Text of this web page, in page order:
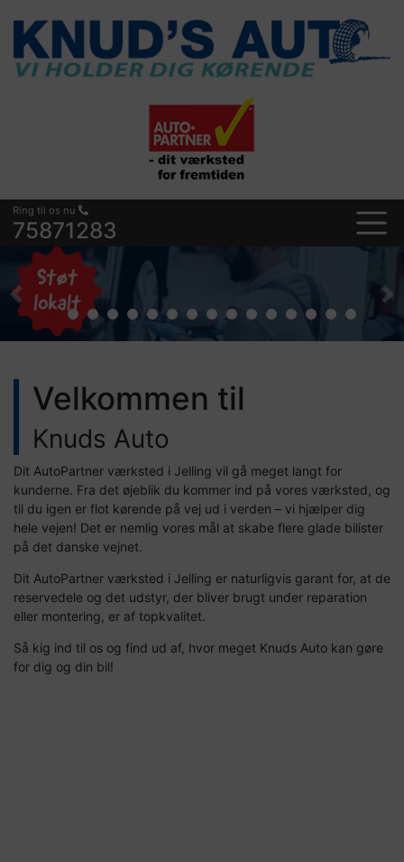
Ring til os nu
75871283
Previous
Velkommen til
Knuds Auto
Dit AutoPartner værksted i Jelling vil gå meget langt for
kunderne. Fra det øjeblik du kommer ind på vores værksted, og
til du igen er flot kørende på vej ud i verden – vi hjælper dig
hele vejen! Det er nemlig vores mål at skabe flere glade bilister
på det danske vejnet.
Dit AutoPartner værksted i Jelling er naturligvis garant for, at de
reservedele og det udstyr, der bliver brugt under reparation
eller montering, er af topkvalitet.
Så kig ind til os og find ud af, hvor meget Knuds Auto kan gøre
for dig og din bil!